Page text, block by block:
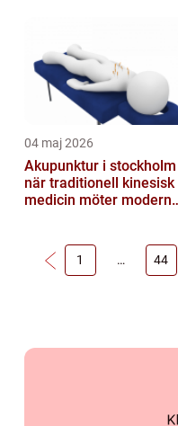
04 maj 2026
Akupunktur i stockholm
när traditionell kinesisk
medicin möter modern
1 … 44